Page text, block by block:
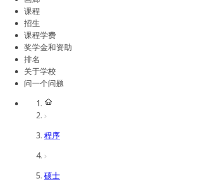
课程
招生
课程学费
奖学金和资助
排名
关于学校
问一个问题
程序
硕士